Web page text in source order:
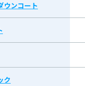
ウンコート
ク